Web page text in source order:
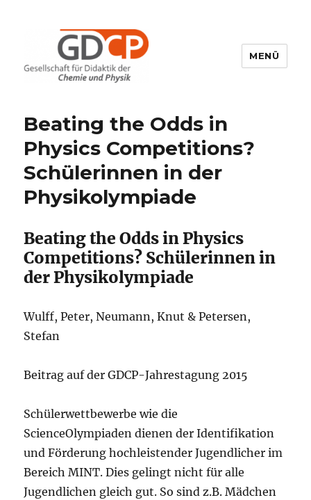
MENÜ
Beating the Odds in
Physics Competitions?
Schülerinnen in der
Physikolympiade
Beating the Odds in Physics
Competitions? Schülerinnen in
der Physikolympiade
Wulff, Peter, Neumann, Knut & Petersen,
Stefan
Beitrag auf der GDCP-Jahrestagung 2015
Schülerwettbewerbe wie die
ScienceOlympiaden dienen der Identifikation
und Förderung hochleistender Jugendlicher im
Bereich MINT. Dies gelingt nicht für alle
Jugendlichen gleich gut. So sind z.B. Mädchen